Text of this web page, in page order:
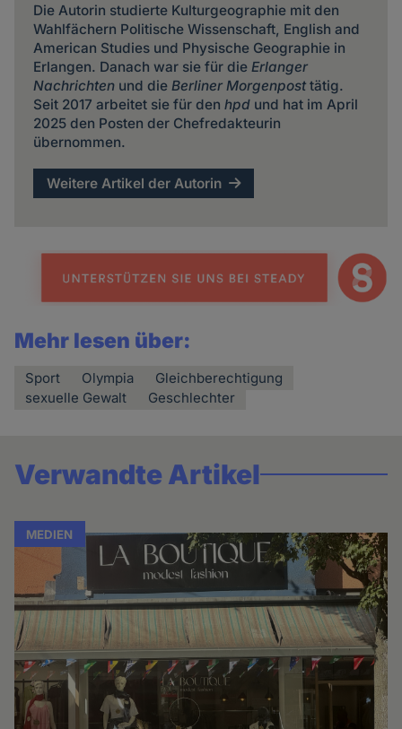
Die Autorin studierte Kulturgeographie mit den
Wahlfächern Politische Wissenschaft, English and
American Studies und Physische Geographie in
Erlangen. Danach war sie für die Erlanger
Nachrichtenund die Berliner Morgenposttätig.
Seit 2017 arbeitet sie für den hpdund hat im April
2025 den Posten der Chefredakteurin
übernommen.
Weitere Artikel der Autorin
Mehr lesen über:
Sport Olympia
Gleichberechtigung
sexuelle Gewalt
Geschlechter
Verwandte Artikel
MEDIEN